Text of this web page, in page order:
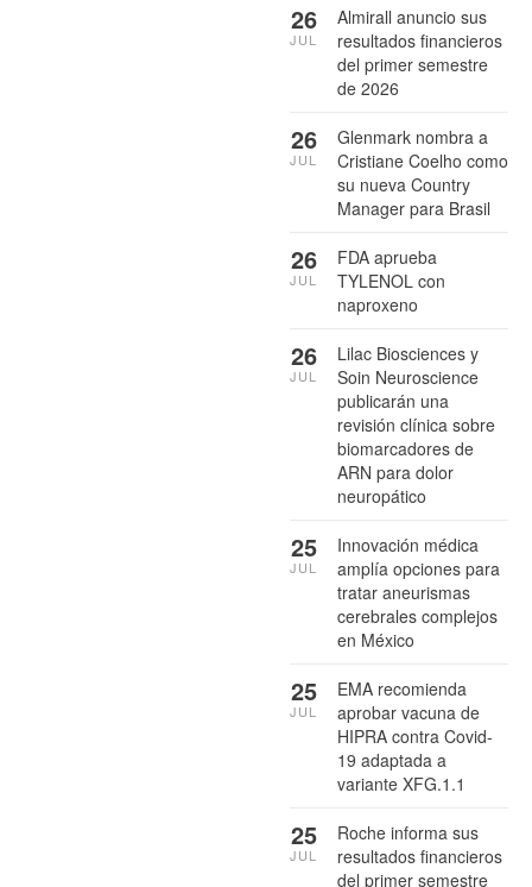
Almirall anuncio sus
resultados financieros
del primer semestre
de 2026
26
JUL
Glenmark nombra a
Cristiane Coelho como
su nueva Country
Manager para Brasil
26
JUL
FDA aprueba
TYLENOL con
naproxeno
26
JUL
Lilac Biosciences y
Soin Neuroscience
publicarán una
revisión clínica sobre
biomarcadores de
ARN para dolor
neuropático
26
JUL
Innovación médica
amplía opciones para
tratar aneurismas
cerebrales complejos
en México
25
JUL
EMA recomienda
aprobar vacuna de
HIPRA contra Covid-
19 adaptada a
variante XFG.1.1
25
JUL
Roche informa sus
resultados financieros
del primer semestre
25
JUL